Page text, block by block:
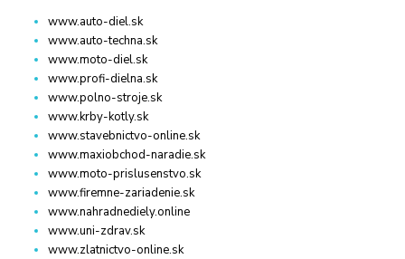
www.auto-diel.sk
www.auto-techna.sk
www.moto-diel.sk
www.profi-dielna.sk
www.polno-stroje.sk
www.krby-kotly.sk
www.stavebnictvo-online.sk
www.maxiobchod-naradie.sk
www.moto-prislusenstvo.sk
www.firemne-zariadenie.sk
www.nahradnediely.online
www.uni-zdrav.sk
www.zlatnictvo-online.sk